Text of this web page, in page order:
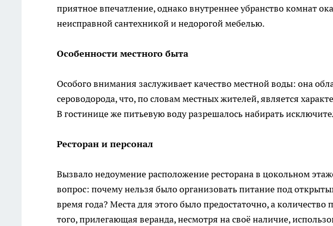
приятное впечатление, однако внутреннее убранство комнат
неисправной сантехникой и недорогой мебелью.
Особенности местного быта
Особого внимания заслуживает качество местной воды: она
сероводорода, что, по словам местных жителей, является
В гостинице же питьевую воду разрешалось набирать
Ресторан и персонал
Вызвало недоумение расположение ресторана в цокольном
вопрос: почему нельзя было организовать питание под
время года? Места для этого было предостаточно, а количество
того, прилегающая веранда, несмотря на своё наличие,